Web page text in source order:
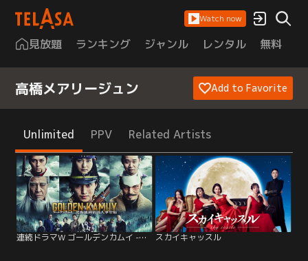
Watch now
見放題 ランキング ジャンル レンタル 無料
高橋メアリージュン Add to Favorite
Unlimited PPV Related Artists
連続ドラマW ゴールデンカムイ -北海道刺青囚人争奪編- スカイキャッスル